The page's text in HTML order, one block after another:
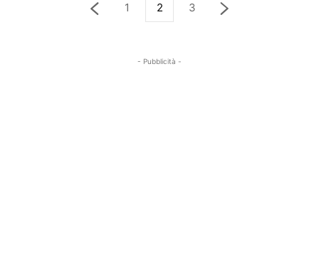
1 2 3
- Pubblicità -